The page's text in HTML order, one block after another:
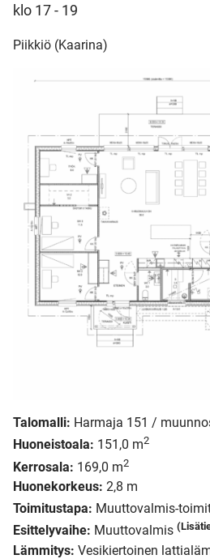
klo 17 - 19
Piikkiö (Kaarina)
Talomalli: Harmaja 151 /
Huoneistoala: 151,0 m2
Kerrosala: 169,0 m2
Huonekorkeus: 2,8 m
Toimitustapa: Muuttovalmis-
Esittelyvaihe: Muuttovalmis
Lämmitys: Vesikiertoinen